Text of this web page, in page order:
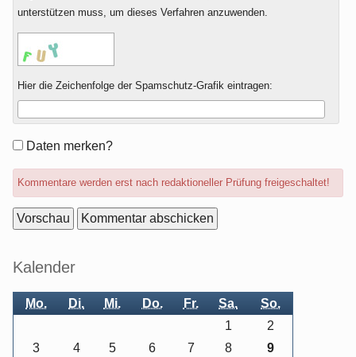
unterstützen muss, um dieses Verfahren anzuwenden.
Hier die Zeichenfolge der Spamschutz-Grafik eintragen:
Formular-
Daten merken?
Kommentare werden erst nach redaktioneller Prüfung freigeschaltet!
Seitenleiste
Kalender
Mo. Di. Mi. Do. Fr. Sa. So.
1
2
3
4 5 6 7 8
9